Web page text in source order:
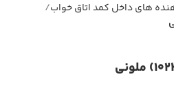
های داخل کمد اتاق خواب